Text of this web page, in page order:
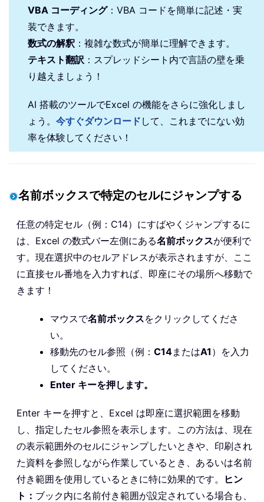
VBA コーディング：VBA コードを簡単に記述・実
装できます。
数式の解釈 ：複雑な数式が簡単に理解できます。
テキスト翻訳 ：スプレッドシート内で言語の壁を乗
り越えましょう！
AI 搭載のツールでExcel の機能をさらに強化しまし
ょう。 今すぐダウンロード して、これまでにない効
率を体験してください！
名前ボックスで特定のセルにジャンプする
任意の特定セル（例：C14）にすばやくジャンプするに
は、Excel の数式バー左側にある名前ボックスが便利で
す。現在選択中のセルアドレスが表示されますが、ここ
に直接セル番地を入力すれば、即座にその場所へ移動で
きます！
マウスで名前ボックスをクリックしてくださ
い。
移動先のセル参照（例： C14またはA1 ）を入力
してください。
Enter キーを押します。
Enter キーを押すと、Excel は即座に選択範囲を移動
し、指定したセル参照を表示します。この方法は、現在
の表示範囲外のセルにジャンプしたいときや、印刷され
た資料を参照しながら作業しているとき、あるいは名前
付き範囲を使用しているときに特に効果的です。
ヒン
ト： ブック内に名前付き範囲が設定されている場合も、